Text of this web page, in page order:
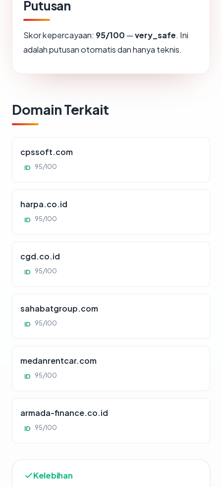
Putusan
Skor kepercayaan: 95/100 —very_safe. Ini
adalah putusan otomatis dan hanya teknis.
Domain Terkait
cpssoft.com
ID 95/100
harpa.co.id
ID 95/100
cgd.co.id
ID 95/100
sahabatgroup.com
ID 95/100
medanrentcar.com
ID 95/100
armada-finance.co.id
ID 95/100
Kelebihan